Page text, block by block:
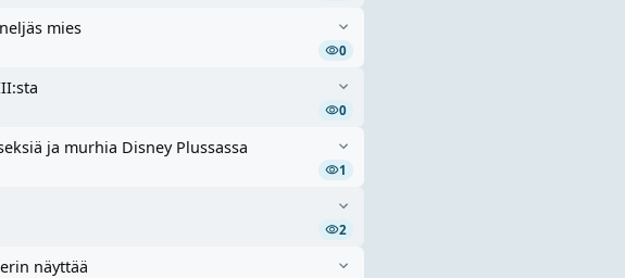
mies
0
0
ja murhia Disney Plussassa
1
2
näyttää